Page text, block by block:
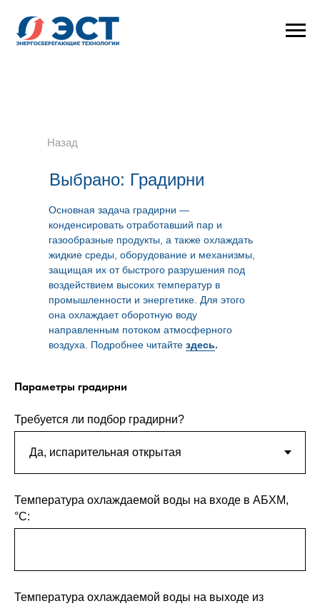
Назад
Выбрано: Градирни
Основная задача градирни —
конденсировать отработавший пар и
газообразные продукты, а также охлаждать
жидкие среды, оборудование и механизмы,
защищая их от быстрого разрушения под
воздействием высоких температур в
промышленности и энергетике. Для этого
она охлаждает оборотную воду
направленным потоком атмосферного
воздуха. Подробнее читайте здесь.
Параметры градирни
Требуется ли подбор градирни?
Температура охлаждаемой воды на входе в АБХМ,
°С:
Температура охлаждаемой воды на выходе из